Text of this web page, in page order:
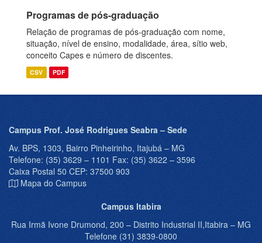
Programas de pós-graduação
Relação de programas de pós-graduação com nome,
situação, nível de ensino, modalidade, área, sítio web,
conceito Capes e número de discentes.
CSV PDF
Campus Prof. José Rodrigues Seabra – Sede
Av. BPS, 1303, Bairro Pinheirinho, Itajubá – MG
Telefone: (35) 3629 – 1101 Fax: (35) 3622 – 3596
Caixa Postal 50 CEP: 37500 903
Mapa do Campus
Campus Itabira
Rua Irmã Ivone Drumond, 200 – Distrito Industrial II,Itabira – MG
Telefone (31) 3839-0800